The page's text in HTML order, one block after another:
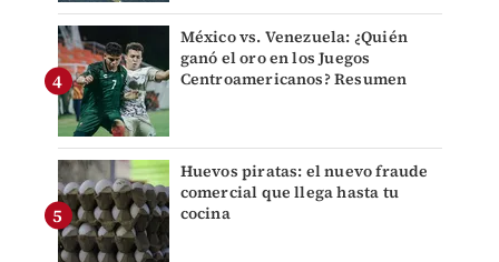
México vs. Venezuela: ¿Quién
ganó el oro en los Juegos
Centroamericanos? Resumen
Huevos piratas: el nuevo fraude
comercial que llega hasta tu
cocina